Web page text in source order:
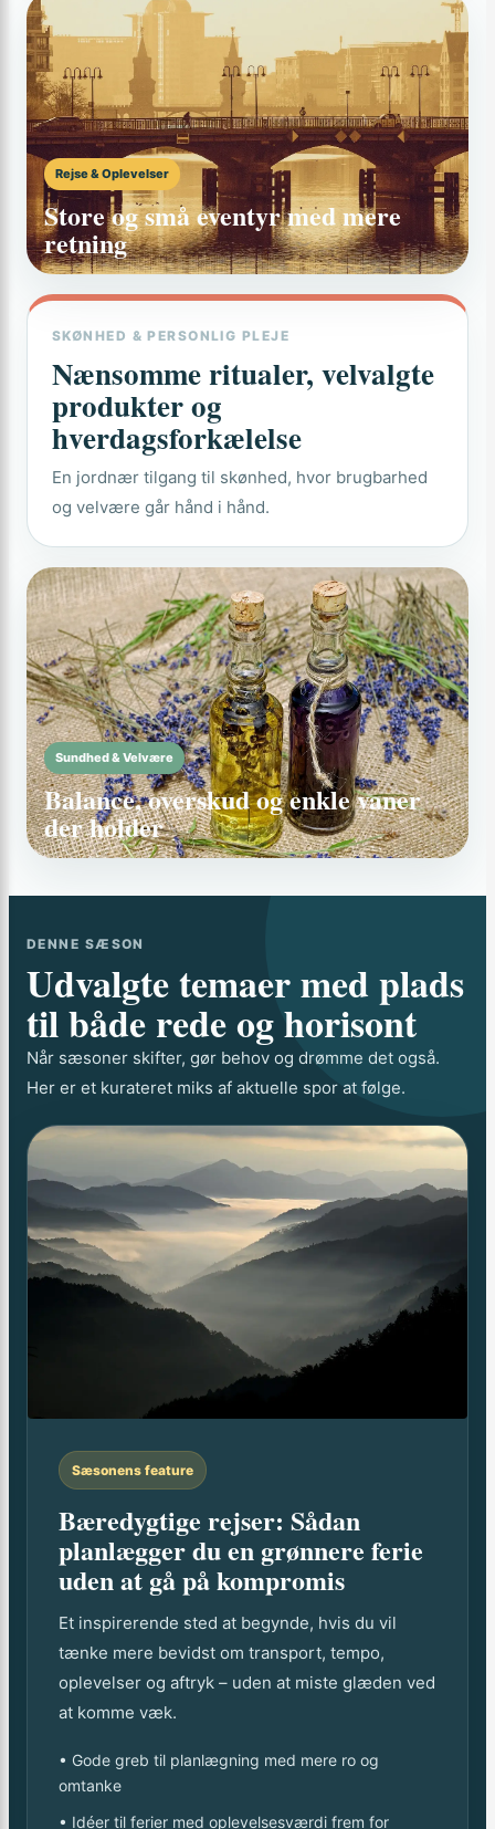
Rejse & Oplevelser
Store og små eventyr med mere
retning
SKØNHED & PERSONLIG PLEJE
Nænsomme ritualer, velvalgte
produkter og
hverdagsforkælelse
En jordnær tilgang til skønhed, hvor brugbarhed
og velvære går hånd i hånd.
Sundhed & Velvære
Balance, overskud og enkle vaner
der holder
DENNE SÆSON
Udvalgte temaer med plads
til både rede og horisont
Når sæsoner skifter, gør behov og drømme det også.
Her er et kurateret miks af aktuelle spor at følge.
Sæsonens feature
Bæredygtige rejser: Sådan
planlægger du en grønnere ferie
uden at gå på kompromis
Et inspirerende sted at begynde, hvis du vil
tænke mere bevidst om transport, tempo,
oplevelser og aftryk – uden at miste glæden ved
at komme væk.
• Gode greb til planlægning med mere ro og
omtanke
• Idéer til ferier med oplevelsesværdi frem for